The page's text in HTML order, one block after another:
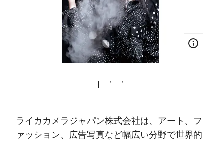
ライカカメラジャパン株式会社は、アート、フ
ァッション、広告写真など幅広い分野で世界的